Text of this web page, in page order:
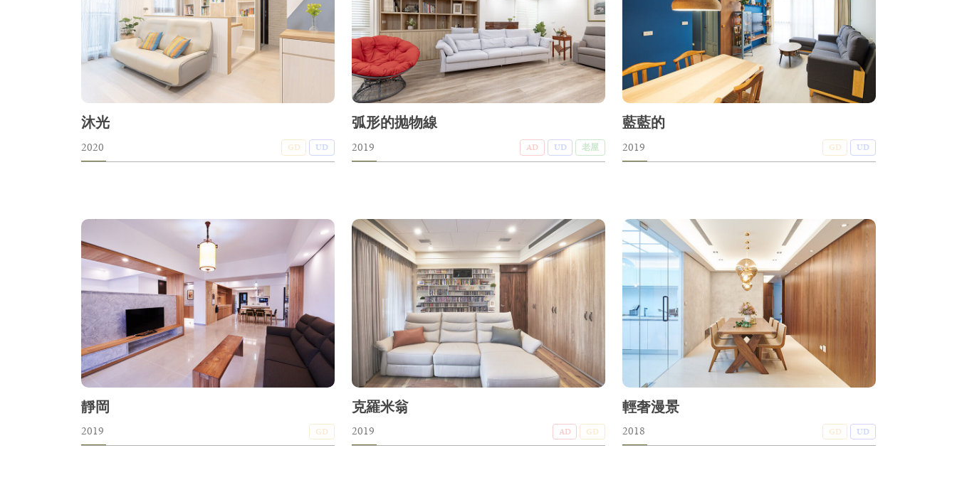
沐光
2020 GD UD
弧形的抛物線
2019 AD UD 老屋
藍藍的
2019 GD UD
靜岡
2019 GD
克羅米翁
2019 AD GD
輕奢漫景
2018 GD UD